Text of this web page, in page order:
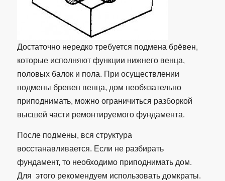
Достаточно нередко требуется подмена брёвен,
которые исполняют функции нижнего венца,
половых балок и пола. При осуществлении
подмены бревен венца, дом необязательно
приподнимать, можно ограничиться разборкой
высшей части ремонтируемого фундамента.
После подмены, вся структура
восстанавливается. Если не разбирать
фундамент, то необходимо приподнимать дом.
Для этого рекомендуем использовать домкраты.